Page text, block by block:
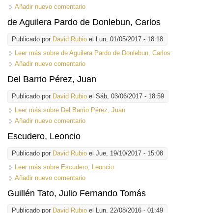
Añadir nuevo comentario
de Aguilera Pardo de Donlebun, Carlos
Publicado por David Rubio el Lun, 01/05/2017 - 18:18
Leer más sobre de Aguilera Pardo de Donlebun, Carlos
Añadir nuevo comentario
Del Barrio Pérez, Juan
Publicado por David Rubio el Sáb, 03/06/2017 - 18:59
Leer más sobre Del Barrio Pérez, Juan
Añadir nuevo comentario
Escudero, Leoncio
Publicado por David Rubio el Jue, 19/10/2017 - 15:08
Leer más sobre Escudero, Leoncio
Añadir nuevo comentario
Guillén Tato, Julio Fernando Tomás
Publicado por David Rubio el Lun, 22/08/2016 - 01:49